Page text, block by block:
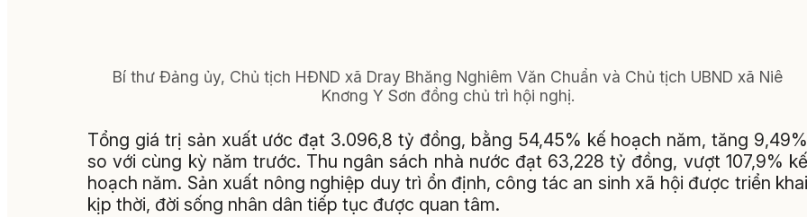
Bí thư Đảng ủy, Chủ tịch HĐND xã Dray Bhăng Nghiêm Văn Chuẩn và Chủ tịch UBND xã Niê
Knơng Y Sơn đồng chủ trì hội nghị.
Tổng giá trị sản xuất ước đạt 3.096,8 tỷ đồng, bằng 54,45% kế hoạch năm, tăng 9,49%
so với cùng kỳ năm trước. Thu ngân sách nhà nước đạt 63,228 tỷ đồng, vượt 107,9% kế
hoạch năm. Sản xuất nông nghiệp duy trì ổn định, công tác an sinh xã hội được triển khai
kịp thời, đời sống nhân dân tiếp tục được quan tâm.